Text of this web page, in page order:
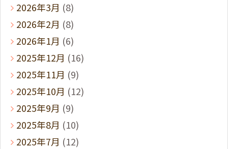
2026年3月 (8)
2026年2月 (8)
2026年1月 (6)
2025年12月 (16)
2025年11月 (9)
2025年10月 (12)
2025年9月 (9)
2025年8月 (10)
2025年7月 (12)